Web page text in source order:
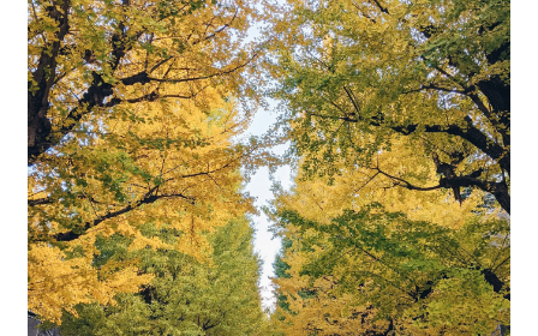
デモクリトス
【インドまで出かけて見聞を広め、
原子・統計を始めた賢人】
ピタゴラス: Pythagoras
【謎に満ちた数と幾何学の創始者】